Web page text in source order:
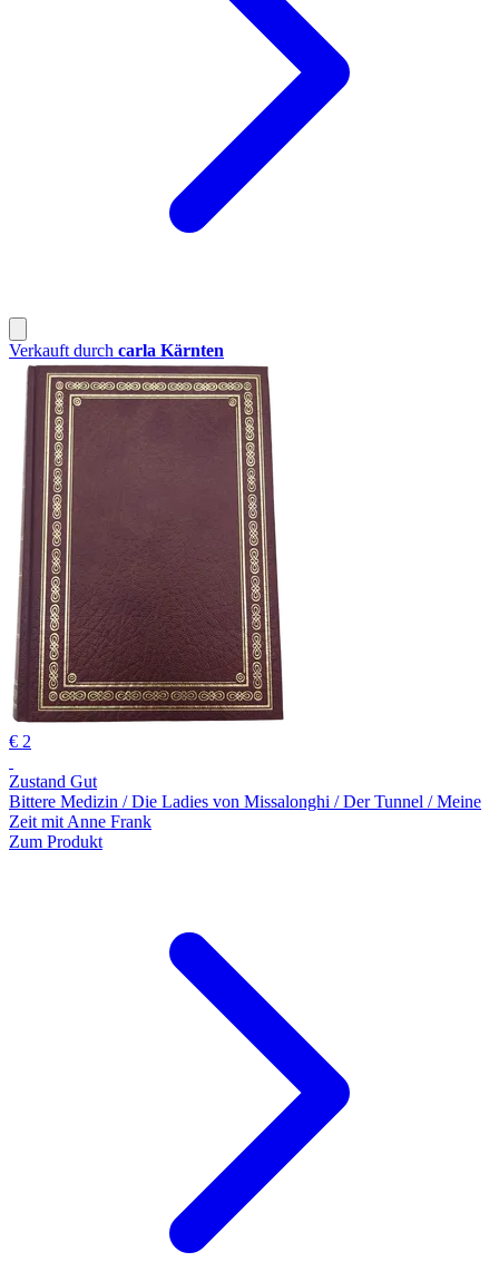
Verkauft durch carla Kärnten
€ 2
Zustand Gut
Bittere Medizin / Die Ladies von Missalonghi / Der Tunnel / Meine
Zeit mit Anne Frank
Zum Produkt